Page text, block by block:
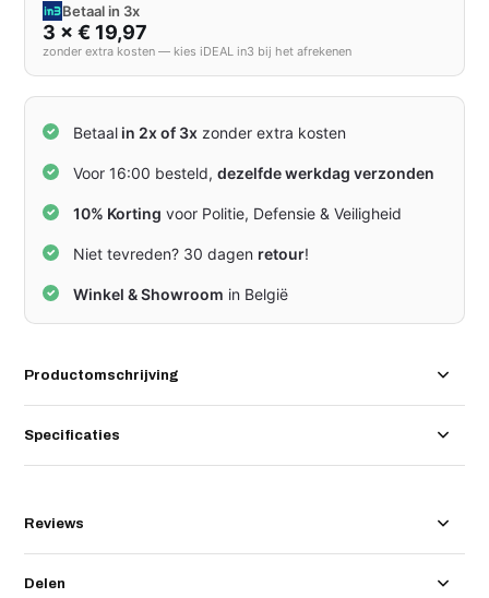
Betaal in 3x
3 × € 19,97
zonder extra kosten — kies iDEAL in3 bij het afrekenen
Betaal in 2x of 3x zonder extra kosten
Voor 16:00 besteld,dezelfde werkdag verzonden
10% Korting voor Politie, Defensie & Veiligheid
Niet tevreden? 30 dagen retour!
Winkel & Showroom in België
Productomschrijving
Specificaties
Reviews
Delen